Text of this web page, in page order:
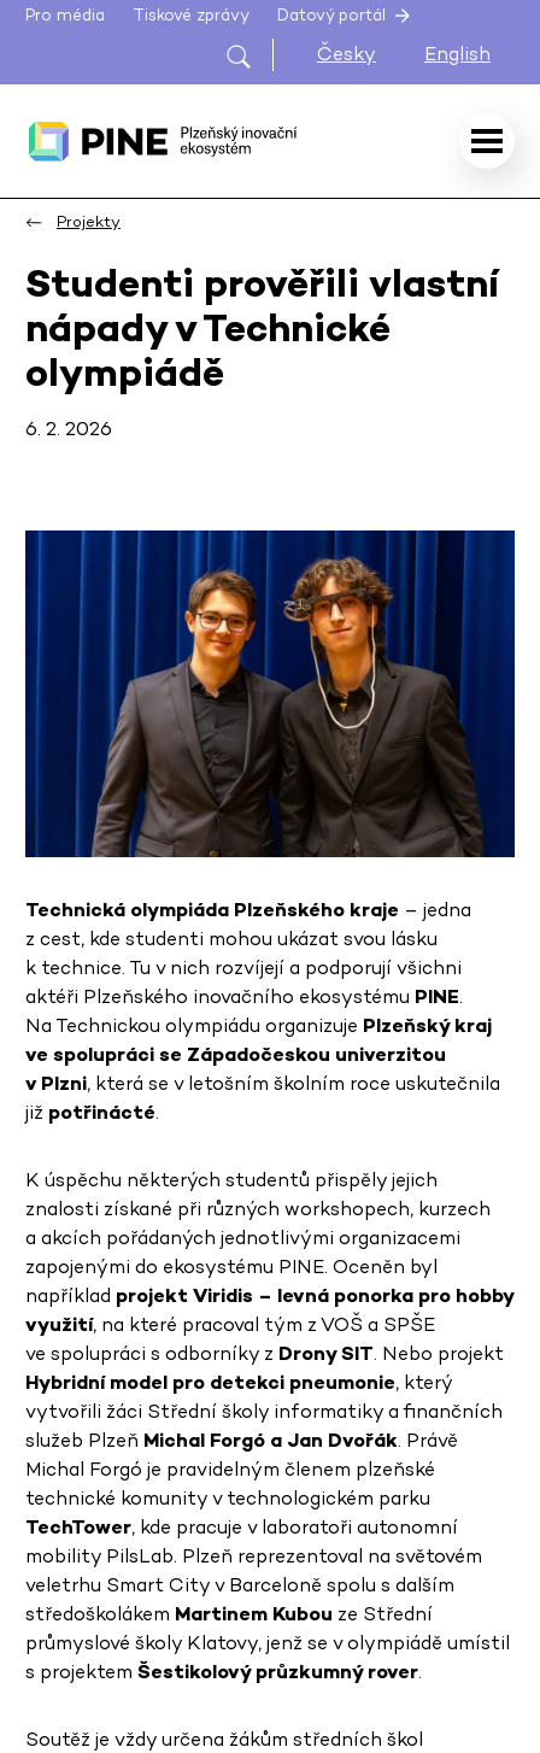
Pro média Tiskové zprávy Datový portál
Česky English
Projekty
Studenti prověřili vlastní
nápady v Technické
olympiádě
6. 2. 2026
Technická olympiáda Plzeňského kraje – jedna
z cest, kde studenti mohou ukázat svou lásku
k technice. Tu v nich rozvíjejí a podporují všichni
aktéři Plzeňského inovačního ekosystému PINE.
Na Technickou olympiádu organizuje Plzeňský kraj
ve spolupráci se Západočeskou univerzitou
v Plzni, která se v letošním školním roce uskutečnila
již potřinácté.
K úspěchu některých studentů přispěly jejich
znalosti získané při různých workshopech, kurzech
a akcích pořádaných jednotlivými organizacemi
zapojenými do ekosystému PINE. Oceněn byl
například projekt Viridis – levná ponorka pro hobby
využití, na které pracoval tým z VOŠ a SPŠE
ve spolupráci s odborníky z Drony SIT. Nebo projekt
Hybridní model pro detekci pneumonie, který
vytvořili žáci Střední školy informatiky a finančních
služeb Plzeň Michal Forgó a Jan Dvořák. Právě
Michal Forgó je pravidelným členem plzeňské
technické komunity v technologickém parku
TechTower, kde pracuje v laboratoři autonomní
mobility PilsLab. Plzeň reprezentoval na světovém
veletrhu Smart City v Barceloně spolu s dalším
středoškolákem Martinem Kubou ze Střední
průmyslové školy Klatovy, jenž se v olympiádě umístil
s projektem Šestikolový průzkumný rover.
Soutěž je vždy určena žákům středních škol